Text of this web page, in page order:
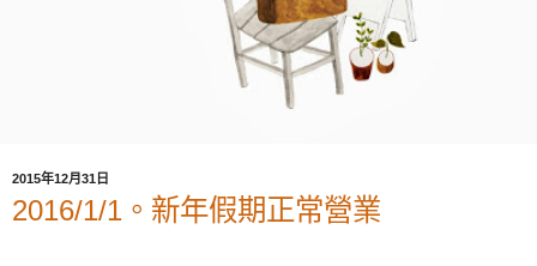
2015年12月31日
2016/1/1。新年假期正常營業